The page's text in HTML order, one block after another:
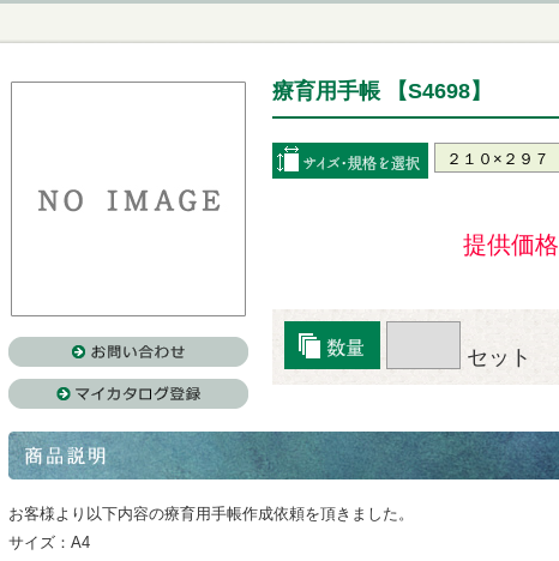
療育用手帳 【S4698】
提供価格
セット
お客様より以下内容の療育用手帳作成依頼を頂きました。
サイズ：A4